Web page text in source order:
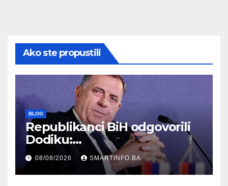
Ako ste propustili
BLOG
Republikanci BiH odgovorili
Dodiku:
Bosanskohercegovačka
kultura postoji i pripada svim
građanima
08/08/2026 SMARTINFO.BA